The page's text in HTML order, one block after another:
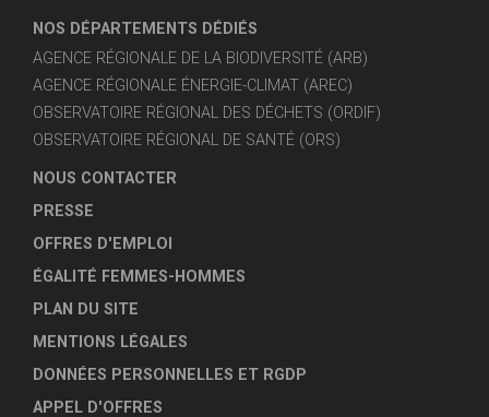
NOS DÉPARTEMENTS DÉDIÉS
AGENCE RÉGIONALE DE LA BIODIVERSITÉ (ARB)
AGENCE RÉGIONALE ÉNERGIE-CLIMAT (AREC)
OBSERVATOIRE RÉGIONAL DES DÉCHETS (ORDIF)
OBSERVATOIRE RÉGIONAL DE SANTÉ (ORS)
NOUS CONTACTER
PRESSE
OFFRES D'EMPLOI
ÉGALITÉ FEMMES-HOMMES
PLAN DU SITE
MENTIONS LÉGALES
DONNÉES PERSONNELLES ET RGDP
APPEL D'OFFRES